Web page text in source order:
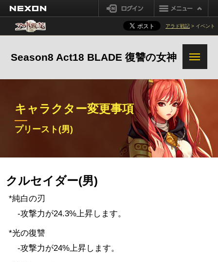
ログイン
アラド戦記 > イベント
Season8 Act18 BLADE 復讐の女神
鬼剣士(女)
ガンナー(女) メイジ(女)
プリースト(男)
装備ファーミング改善
ダンジョンファーミング改善
装備オプション変換システム改善
追加変更事項
オズマレイド変更事項
システム変更事項
キャラクター変更事項
プリースト(男)
クルセイダー(男)
*純白の刃
-攻撃力が24.3%上昇します。
*光の復讐
-攻撃力が24%上昇します。